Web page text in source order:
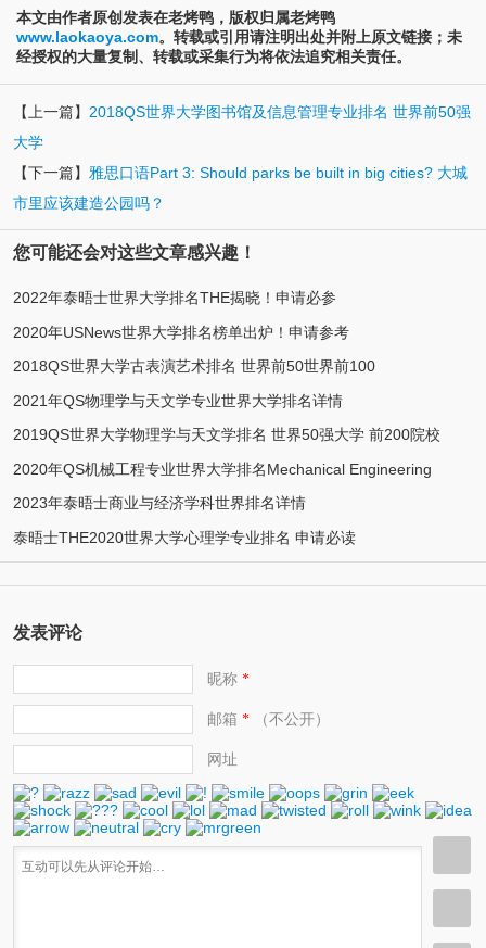
本文由作者原创发表在老烤鸭，版权归属老烤鸭
www.laokaoya.com。转载或引用请注明出处并附上原文链接；未
经授权的大量复制、转载或采集行为将依法追究相关责任。
【上一篇】 2018QS世界大学图书馆及信息管理专业排名 世界前50强
大学
【下一篇】 雅思口语Part 3: Should parks be built in big cities? 大城
市里应该建造公园吗？
您可能还会对这些文章感兴趣！
2022年泰晤士世界大学排名THE揭晓！申请必参
2020年USNews世界大学排名榜单出炉！申请参考
2018QS世界大学古表演艺术排名 世界前50世界前100
2021年QS物理学与天文学专业世界大学排名详情
2019QS世界大学物理学与天文学排名 世界50强大学 前200院校
2020年QS机械工程专业世界大学排名Mechanical Engineering
2023年泰晤士商业与经济学科世界排名详情
泰晤士THE2020世界大学心理学专业排名 申请必读
发表评论
昵称*
邮箱 *（不公开）
网址